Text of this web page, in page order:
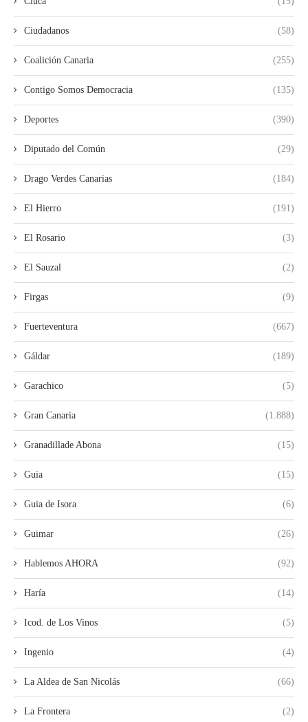
Ciudadanos (58)
Coalición Canaria (255)
Contigo Somos Democracia (135)
Deportes (390)
Diputado del Común (29)
Drago Verdes Canarias (184)
El Hierro (191)
El Rosario (3)
El Sauzal (2)
Firgas (9)
Fuerteventura (667)
Gáldar (189)
Garachico (5)
Gran Canaria (1.888)
Granadillade Abona (15)
Guia (15)
Guia de Isora (6)
Guimar (26)
Hablemos AHORA (92)
Haría (14)
Icod. de Los Vinos (5)
Ingenio (4)
La Aldea de San Nicolás (66)
La Frontera (2)